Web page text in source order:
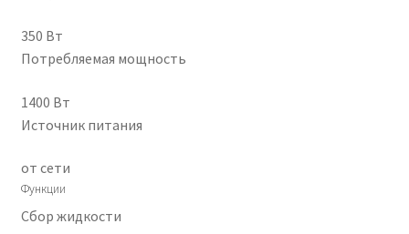
350 Вт
Потребляемая мощность
1400 Вт
Источник питания
от сети
Функции
Сбор жидкости